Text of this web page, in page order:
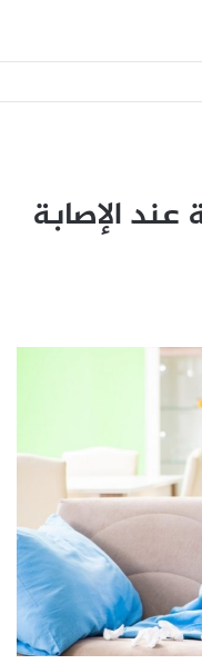
الإصابة